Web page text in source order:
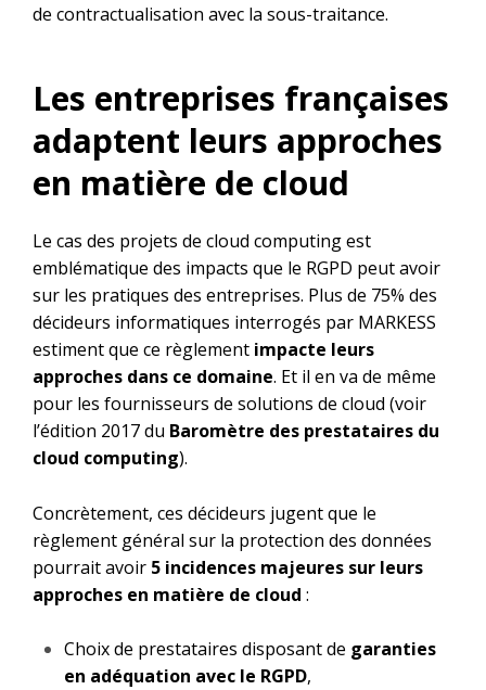
de contractualisation avec la sous-traitance.
Les entreprises françaises
adaptent leurs approches
en matière de cloud
Le cas des projets de cloud computing est
emblématique des impacts que le RGPD peut avoir
sur les pratiques des entreprises. Plus de 75% des
décideurs informatiques interrogés par MARKESS
estiment que ce règlement impacte leurs
approches dans ce domaine. Et il en va de même
pour les fournisseurs de solutions de cloud (voir
l’édition 2017 du Baromètre des prestataires du
cloud computing).
Concrètement, ces décideurs jugent que le
règlement général sur la protection des données
pourrait avoir 5 incidences majeures sur leurs
approches en matière de cloud :
Choix de prestataires disposant de garanties
en adéquation avec le RGPD,